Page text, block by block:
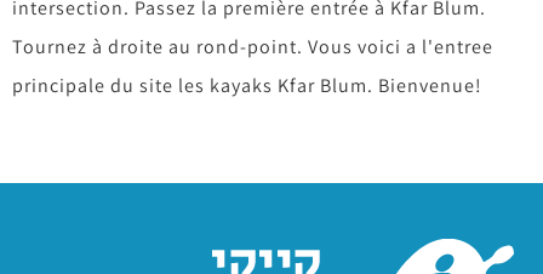
intersection. Passez la première entrée à Kfar Blum.
Tournez à droite au rond-point. Vous voici a l'entree
principale du site les kayaks Kfar Blum. Bienvenue!